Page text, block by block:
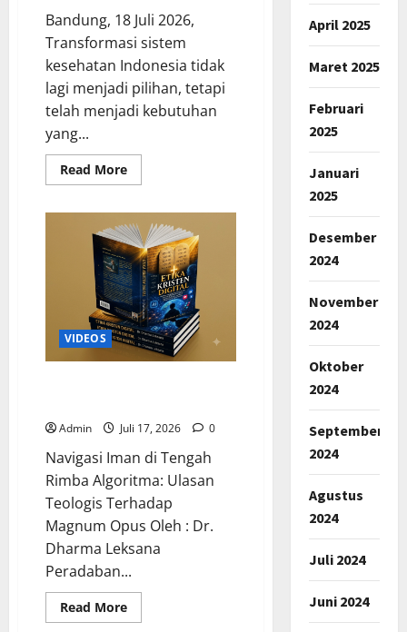
Bandung, 18 Juli 2026,
Transformasi sistem
kesehatan Indonesia tidak
lagi menjadi pilihan, tetapi
telah menjadi kebutuhan
yang...
Read MoreRead
more
BPJS
Kesehatan
Jadi
Keynote
Speaker
Workshop
Nasional
UNJANI
tentang
Transformasi
Sistem
Kesehatan
di
Era
VIDEOS
Admin Juli 17, 2026 0
Navigasi Iman di Tengah
Rimba Algoritma: Ulasan
Teologis Terhadap
Magnum Opus Oleh : Dr.
Dharma Leksana
Peradaban...
Read MoreRead
more
April 2025
Maret 2025
Februari
2025
Januari
2025
Desember
2024
November
2024
Oktober
2024
September
2024
Agustus
2024
Juli 2024
Juni 2024